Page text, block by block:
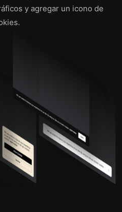
y agregar un icono de